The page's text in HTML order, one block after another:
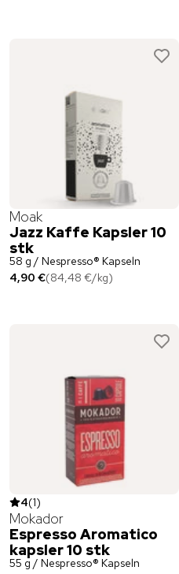
Moak
Jazz Kaffe Kapsler 10
stk
58 g / Nespresso® Kapseln
4,90 €(84,48 €/kg)
4(1)
Mokador
Espresso Aromatico
kapsler 10 stk
55 g / Nespresso® Kapseln